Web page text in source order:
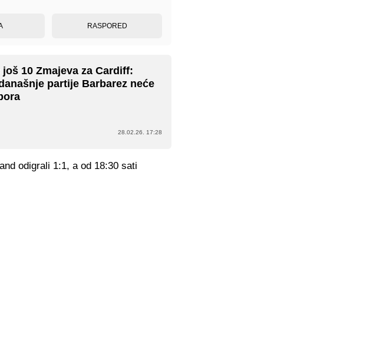
RASPORED
još 10 Zmajeva za Cardiff:
partije Barbarez neće
28.02.26. 17:28
odigrali 1:1, a od 18:30 sati